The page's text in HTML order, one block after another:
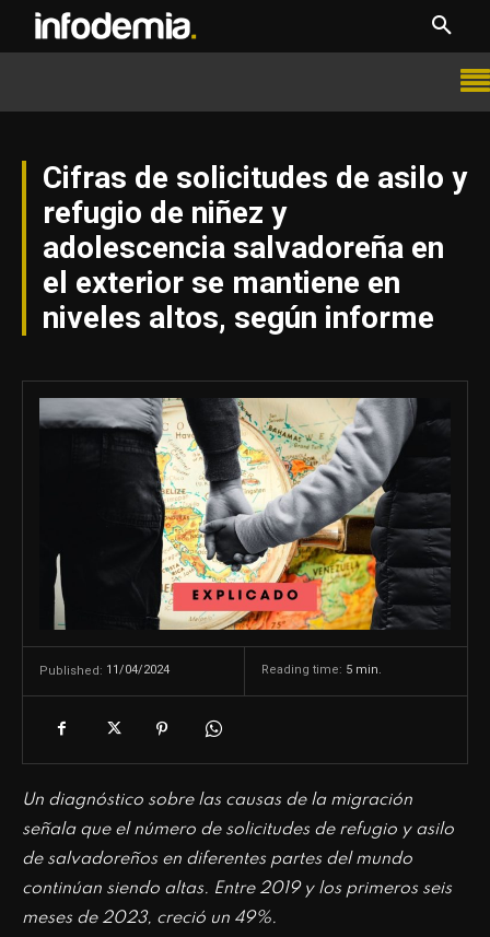
Cifras de solicitudes de asilo y
refugio de niñez y
adolescencia salvadoreña en
el exterior se mantiene en
niveles altos, según informe
Published: 11/04/2024 Reading time: 5 min.
Un diagnóstico sobre las causas de la migración
señala que el número de solicitudes de refugio y asilo
de salvadoreños en diferentes partes del mundo
continúan siendo altas. Entre 2019 y los primeros seis
meses de 2023, creció un 49%.